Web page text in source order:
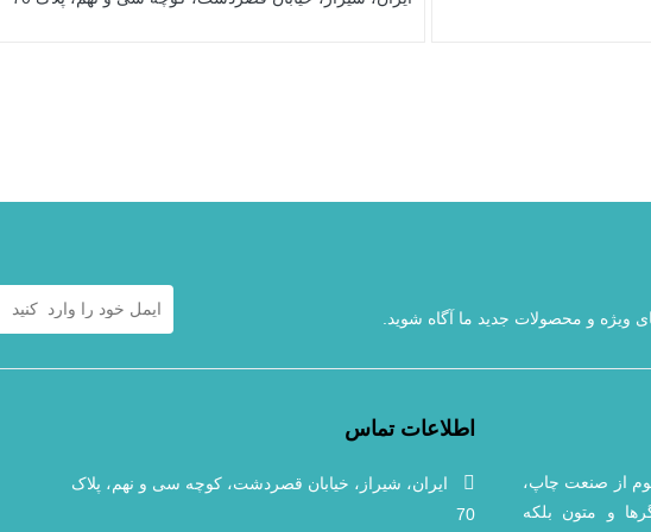
ویژه و محصولات جدید ما آگاه شوید.
از صنعت چاپ،
و متون بلکه
اطلاعات تماس
ایران، شیراز، خیابان قصردشت، کوچه سی و نهم، پلاک
70